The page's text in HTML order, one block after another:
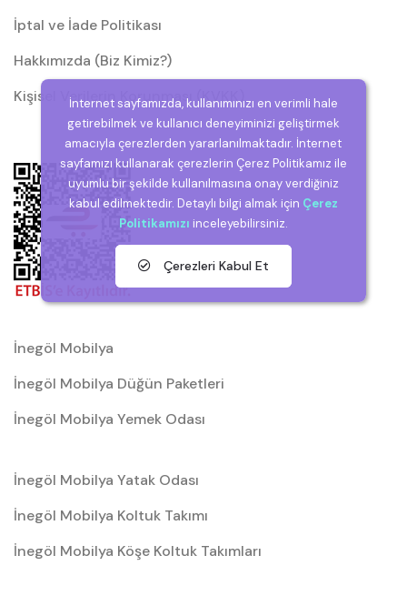
İptal ve İade Politikası
Hakkımızda (Biz Kimiz?)
Kişisel Verilerin Korunması (KVKK)
İnegöl Mobilya
İnegöl Mobilya Düğün Paketleri
İnegöl Mobilya Yemek Odası
İnegöl Mobilya Yatak Odası
İnegöl Mobilya Koltuk Takımı
İnegöl Mobilya Köşe Koltuk Takımları
İnternet sayfamızda, kullanımınızı en verimli hale
getirebilmek ve kullanıcı deneyiminizi geliştirmek
amacıyla çerezlerden yararlanılmaktadır. İnternet
sayfamızı kullanarak çerezlerin Çerez Politikamız ile
uyumlu bir şekilde kullanılmasına onay verdiğiniz
kabul edilmektedir. Detaylı bilgi almak için Çerez
Politikamızı inceleyebilirsiniz.
Çerezleri Kabul Et